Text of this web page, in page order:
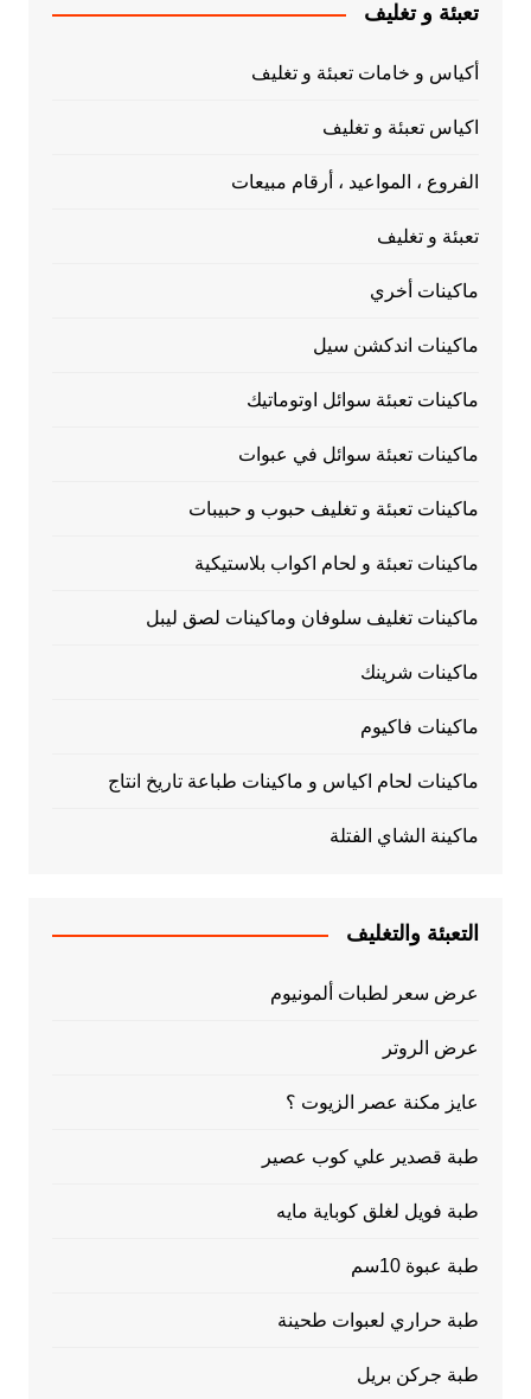
تعبئة و تغليف
أكياس و خامات تعبئة و تغليف
اكياس تعبئة و تغليف
الفروع ، المواعيد ، أرقام مبيعات
تعبئة و تغليف
ماكينات أخري
ماكينات اندكشن سيل
ماكينات تعبئة سوائل اوتوماتيك
ماكينات تعبئة سوائل في عبوات
ماكينات تعبئة و تغليف حبوب و حبيبات
ماكينات تعبئة و لحام اكواب بلاستيكية
ماكينات تغليف سلوفان وماكينات لصق ليبل
ماكينات شرينك
ماكينات فاكيوم
ماكينات لحام اكياس و ماكينات طباعة تاريخ انتاج
ماكينة الشاي الفتلة
التعبئة والتغليف
عرض سعر لطبات ألمونيوم
عرض الروتر
عايز مكنة عصر الزيوت ؟
طبة قصدير علي كوب عصير
طبة فويل لغلق كوباية مايه
طبة عبوة 10سم
طبة حراري لعبوات طحينة
طبة جركن بريل